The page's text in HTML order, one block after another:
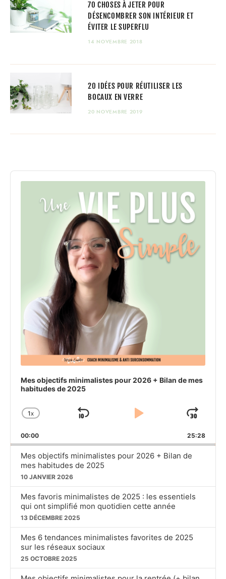
70 CHOSES À JETER POUR
DÉSENCOMBRER SON INTÉRIEUR ET
ÉVITER LE SUPERFLU
14 NOVEMBRE 2018
20 IDÉES POUR RÉUTILISER LES
BOCAUX EN VERRE
20 NOVEMBRE 2019
Audio
Player
Mes objectifs minimalistes pour 2026 + Bilan de mes
habitudes de 2025
CHANGE
RATE
1X
SKIP
PLAY
PAUSE
00:00 25:28
Mes objectifs minimalistes pour 2026 + Bilan de
mes habitudes de 2025
10 JANVIER 2026
Mes favoris minimalistes de 2025 : les essentiels
qui ont simplifié mon quotidien cette année
13 DÉCEMBRE 2025
Mes 6 tendances minimalistes favorites de 2025
sur les réseaux sociaux
25 OCTOBRE 2025